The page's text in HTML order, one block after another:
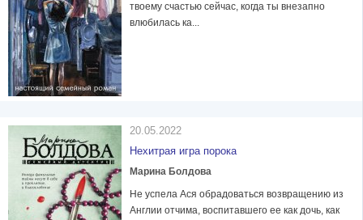
твоему счастью сейчас, когда ты внезапно
влюбилась ка...
20.05.2022
Нехитрая игра порока
Марина Болдова
Не успела Ася обрадоваться возвращению из
Англии отчима, воспитавшего ее как дочь, как